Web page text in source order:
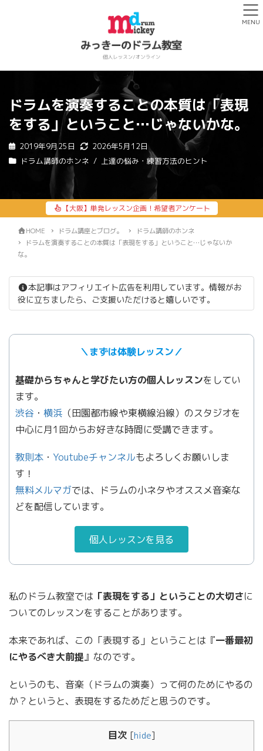
ドラムを演奏することの本質は「表現
をする」ということ…じゃないかな。
2019年9月25日
2026年5月12日
ドラム講師のホンネ
上達の悩み・練習方法のヒント
【大阪】単発レッスン企画！希望者アンケート
HOME ドラム講座とブログ。
ドラム講師のホンネ
ドラムを演奏することの本質は「表現をする」ということ…じゃないか
な。
本記事はアフィリエイト広告を利用しています。情報がお
役に立ちましたら、ご支援いただけると嬉しいです。
＼まずは体験レッスン／
基礎からちゃんと学びたい方の個人レッスンをしてい
ます。
渋谷 ・ 横浜 （田園都市線や東横線沿線）のスタジオを
中心に月1回からお好きな時間に受講できます。
教則本 ・ Youtubeチャンネルもよろしくお願いしま
す！
無料メルマガでは、ドラムの小ネタやオススメ音楽な
どを配信しています。
個人レッスンを見る
私のドラム教室では 「表現をする」ということの大切さに
ついてのレッスンをすることがあります。
本来であれば、この「表現する」ということは『一番最初
にやるべき大前提』なのです。
というのも、音楽（ドラムの演奏）って何のためにやるの
か？というと、表現をするためだと思うのです。
目次 [hide]
MENU